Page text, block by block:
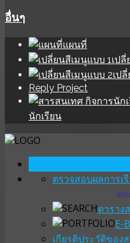
อื่นๆ
แผนที่
เป
เป
Reply Project
นักเรียน
ตรวจสอบผลการเ
ผ
ตาราง
E-
เกียรติประวัติของ